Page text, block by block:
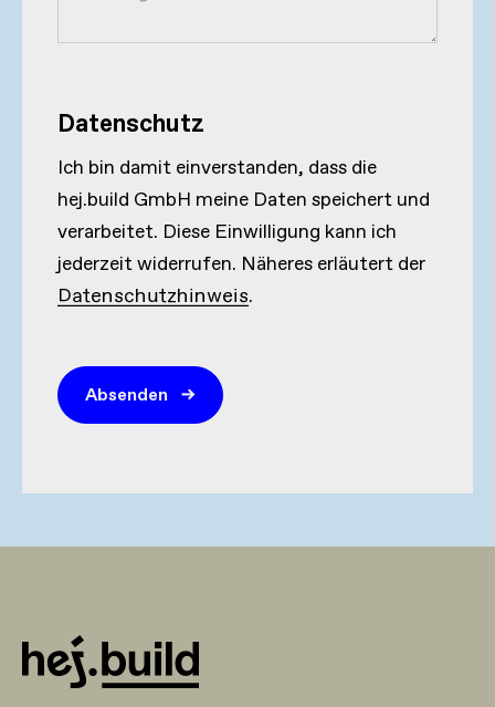
Datenschutz
Ich bin damit einverstanden, dass die
hej.build GmbH meine Daten speichert und
verarbeitet. Diese Einwilligung kann ich
jederzeit widerrufen. Näheres erläutert der
Datenschutzhinweis.